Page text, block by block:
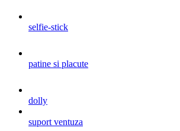
selfie-stick
patine si placute
dolly
suport ventuza